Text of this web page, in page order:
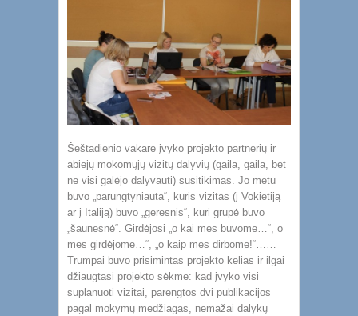
Šeštadienio vakare įvyko projekto partnerių ir
abiejų mokomųjų vizitų dalyvių (gaila, gaila, bet
ne visi galėjo dalyvauti) susitikimas. Jo metu
buvo „parungtyniauta“, kuris vizitas (į Vokietiją
ar į Italiją) buvo „geresnis“, kuri grupė buvo
„šaunesnė“. Girdėjosi „o kai mes buvome…“, o
mes girdėjome…“, „o kaip mes dirbome!“……
Trumpai buvo prisimintas projekto kelias ir ilgai
džiaugtasi projekto sėkme: kad įvyko visi
suplanuoti vizitai, parengtos dvi publikacijos
pagal mokymų medžiagas, nemažai dalykų